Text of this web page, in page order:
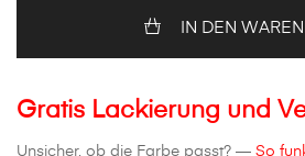
IN DEN
Gratis Lackierung und
Unsicher, ob die Farbe passt? — So